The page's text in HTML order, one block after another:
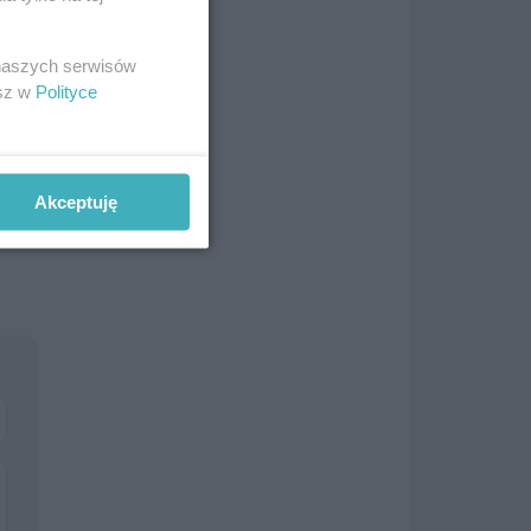
serwisów
w Polityce
Akceptuję